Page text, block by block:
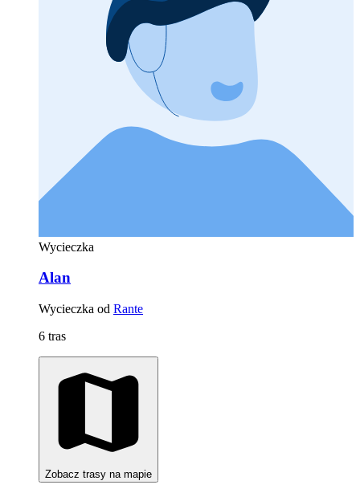
Wycieczka
Alan
Wycieczka od Rante
6 tras
Zobacz trasy na mapie